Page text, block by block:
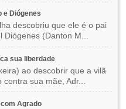
e Diógenes
descobriu que ele é o pai
(Danton M...
sua liberdade
ao descobrir que a vilã
sua mãe, Adr...
Agrado